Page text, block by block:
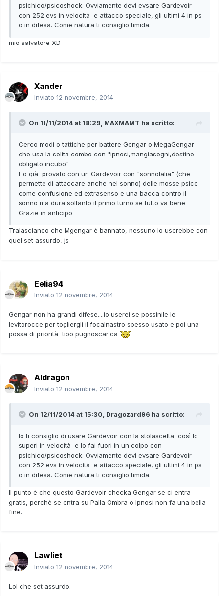
psichico/psicoshock. Ovviamente devi evsare Gardevoir
con 252 evs in velocità e attacco speciale, gli ultimi 4 in ps
o in difesa. Come natura ti consiglio timida.
mio salvatore XD
Xander
Inviato 12 novembre, 2014
On 11/11/2014 at 18:29, MAXMAMT ha scritto:
Cerco modi o tattiche per battere Gengar o MegaGengar
che usa la solita combo con "ipnosi,mangiasogni,destino
obligato,incubo"
Ho già provato con un Gardevoir con "sonnolalia" (che
permette di attaccare anche nel sonno) delle mosse psico
come confusione ed extrasenso e una bacca contro il
sonno ma dura soltanto il primo turno se tutto va bene
Grazie in anticipo
Tralasciando che Mgengar é bannato, nessuno lo userebbe con
quel set assurdo, js
Eelia94
Inviato 12 novembre, 2014
Gengar non ha grandi difese....io userei se possinile le
levitorocce per togliergli il focalnastro spesso usato e poi una
possa di priorità tipo pugnoscarica
Aldragon
Inviato 12 novembre, 2014
On 12/11/2014 at 15:30, Dragozard96 ha scritto:
Io ti consiglio di usare Gardevoir con la stolascelta, così lo
superi in velocità e lo fai fuori in un colpo con
psichico/psicoshock. Ovviamente devi evsare Gardevoir
con 252 evs in velocità e attacco speciale, gli ultimi 4 in ps
o in difesa. Come natura ti consiglio timida.
Il punto è che questo Gardevoir checka Gengar se ci entra
gratis, perché se entra su Palla Ombra o Ipnosi non fa una bella
fine.
Lawliet
Inviato 12 novembre, 2014
Lol che set assurdo.